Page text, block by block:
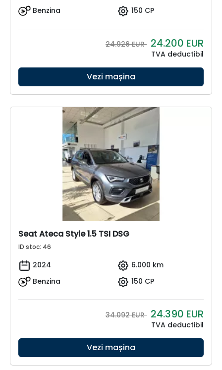
Benzina
150 CP
24.926 EUR 24.200 EUR
TVA deductibil
Vezi mașina
Seat Ateca Style 1.5 TSI DSG
ID stoc: 46
2024
6.000 km
Benzina
150 CP
34.092 EUR 24.390 EUR
TVA deductibil
Vezi mașina